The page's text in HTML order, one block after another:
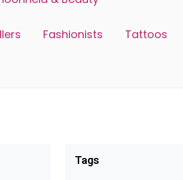
Fashionists Tattoos
Tags